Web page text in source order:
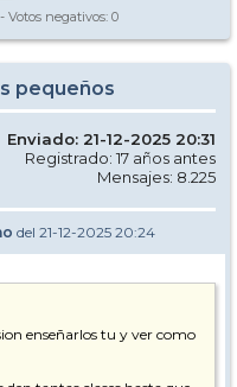
- Votos negativos: 0
pequeños
Enviado: 21-12-2025 20:31
Registrado: 17 años antes
Mensajes: 8.225
del 21-12-2025 20:24
enseñarlos tu y ver como